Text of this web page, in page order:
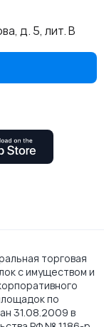
д. 5, лит. В
торговая
с имуществом и
по
31.08.2009 в